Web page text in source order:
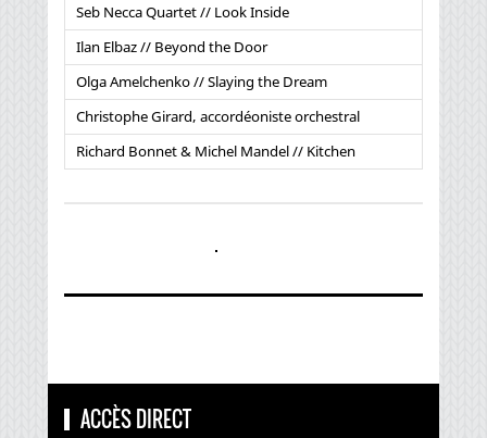
Seb Necca Quartet // Look Inside
Ilan Elbaz // Beyond the Door
Olga Amelchenko // Slaying the Dream
Christophe Girard, accordéoniste orchestral
Richard Bonnet & Michel Mandel // Kitchen
ACCÈS DIRECT